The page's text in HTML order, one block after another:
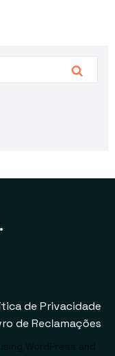
de Privacidade
de Reclamações
WordPress and